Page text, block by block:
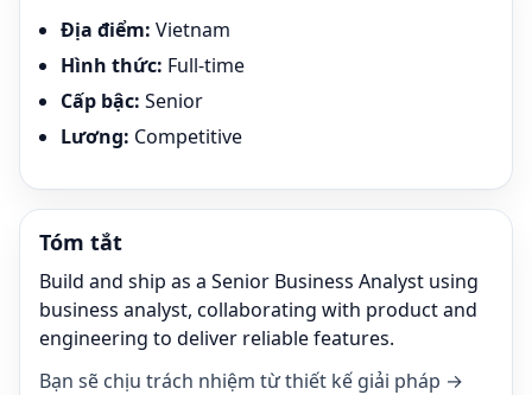
Địa điểm: Vietnam
Hình thức: Full-time
Cấp bậc: Senior
Lương: Competitive
Tóm tắt
Build and ship as a Senior Business Analyst using
business analyst, collaborating with product and
engineering to deliver reliable features.
Bạn sẽ chịu trách nhiệm từ thiết kế giải pháp →